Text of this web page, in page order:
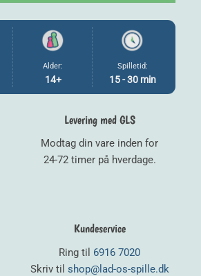
Alder:
14+
Spilletid:
15 - 30 min
Levering med GLS
Modtag din vare inden for
24-72 timer på hverdage.
Kundeservice
Ring til 6916 7020
Skriv til shop@lad-os-spille.dk